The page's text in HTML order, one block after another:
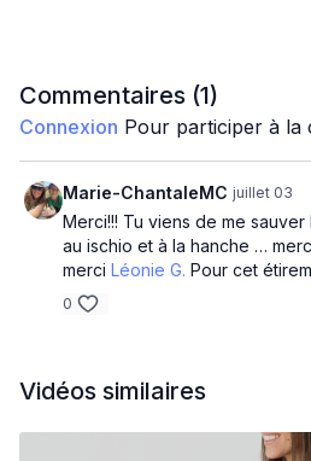
Commentaires (1)
Connexion Pour participer à la
Marie-ChantaleMC juillet 03
Merci!!! Tu viens de me sauver
au ischio et à la hanche …
merci Léonie G. Pour cet
0
Vidéos similaires